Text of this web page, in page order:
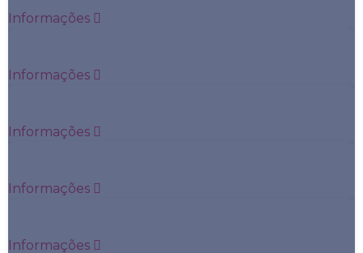
Informações
Informações
Informações
Informações
Informações